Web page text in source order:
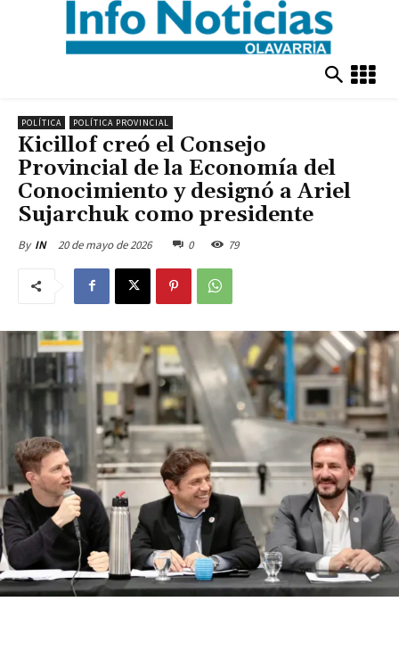
POLÍTICA POLÍTICA PROVINCIAL
Kicillof creó el Consejo
Provincial de la Economía del
Conocimiento y designó a Ariel
Sujarchuk como presidente
By IN 20 de mayo de 2026 0 79